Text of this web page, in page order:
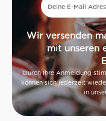
Wir versenden
mit unseren
Durch Ihre Anmeldung
können sich jederzeit
in